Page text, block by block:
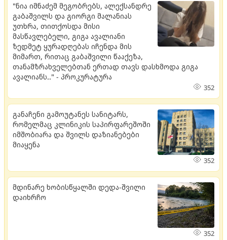
"ნია იმნაძემ მეგობრებს, ალექსანდრე
გაბაშვილს და გიორგი მალანიას
უთხრა, თითქოსდა მისი
მასწავლებელი, გიგა ავალიანი
ზედმეტ ყურადღებას იჩენდა მის
მიმართ, რითაც გაბაშვილი წააქეზა,
თანამზრახველებთან ერთად თავს დასხმოდა გიგა
ავალიანს.." - პროკურატურა
352
განაჩენი გამოუტანეს სანიტარს,
რომელმაც კლინიკის საპირფარეშოში
იმშობიარა და შვილს დაზიანებები
მიაყენა
352
მდი­ნა­რე ხო­ბის­წყალ­ში დედა-შვი­ლი
და­იხ­რჩო
352